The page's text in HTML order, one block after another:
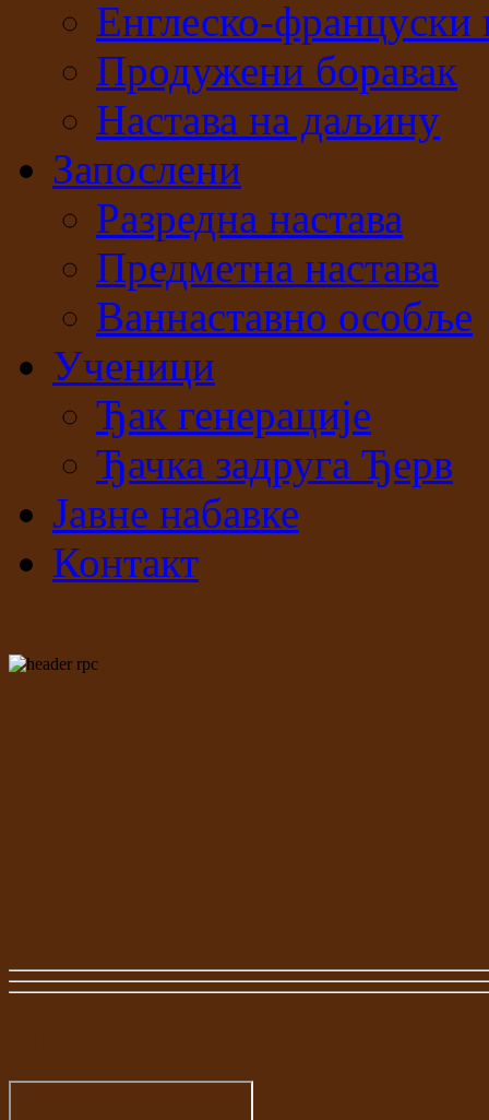
Енглеско-француски
Продужени боравак
Настава на даљину
Запослени
Разредна настава
Предметна настава
Ваннаставно особље
Ученици
Ђак генерације
Ђачка задруга Ђерв
Јавне набавке
Контакт